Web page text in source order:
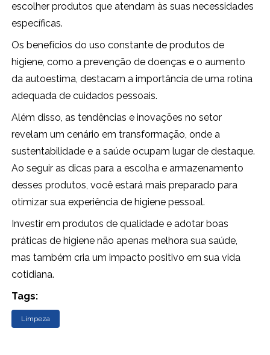
escolher produtos que atendam às suas necessidades
específicas.
Os benefícios do uso constante de produtos de
higiene, como a prevenção de doenças e o aumento
da autoestima, destacam a importância de uma rotina
adequada de cuidados pessoais.
Além disso, as tendências e inovações no setor
revelam um cenário em transformação, onde a
sustentabilidade e a saúde ocupam lugar de destaque.
Ao seguir as dicas para a escolha e armazenamento
desses produtos, você estará mais preparado para
otimizar sua experiência de higiene pessoal.
Investir em produtos de qualidade e adotar boas
práticas de higiene não apenas melhora sua saúde,
mas também cria um impacto positivo em sua vida
cotidiana.
Tags:
Limpeza